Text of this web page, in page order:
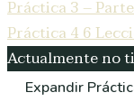
Práctica 3 –
Práctica 46
Actualmente no
Expandir